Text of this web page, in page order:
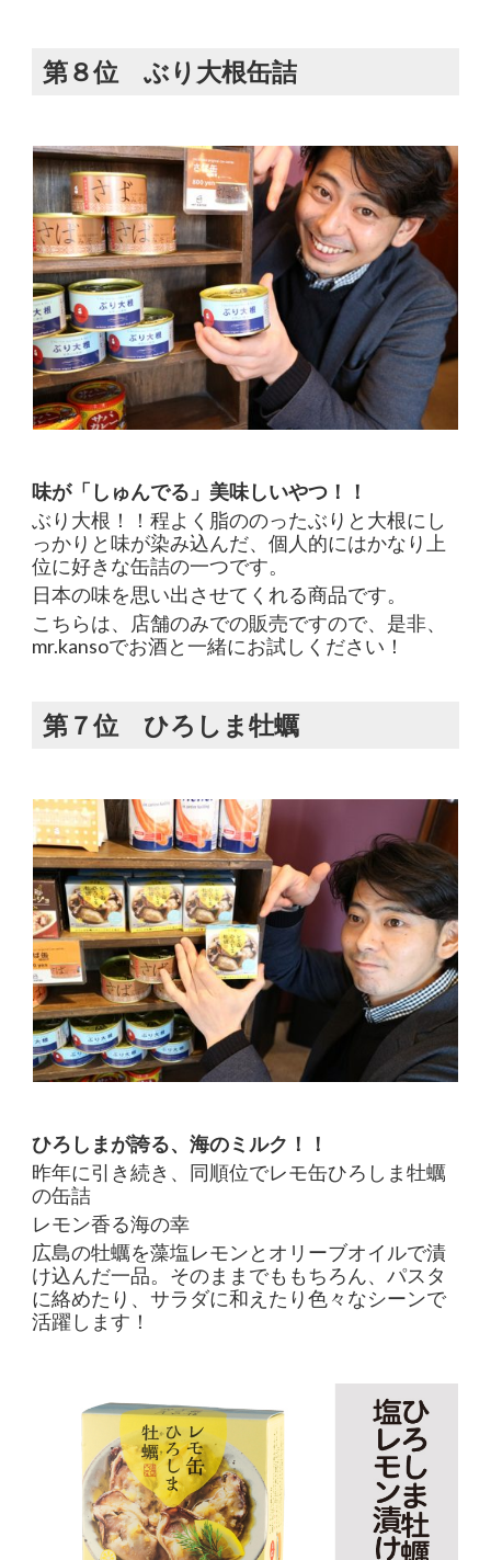
第８位 ぶり大根缶詰
味が「しゅんでる」美味しいやつ！！
ぶり大根！！程よく脂ののったぶりと大根にし
っかりと味が染み込んだ、個人的にはかなり上
位に好きな缶詰の一つです。
日本の味を思い出させてくれる商品です。
こちらは、店舗のみでの販売ですので、是非、
mr.kansoでお酒と一緒にお試しください！
第７位 ひろしま牡蠣
ひろしまが誇る、海のミルク！！
昨年に引き続き、同順位でレモ缶ひろしま牡蠣
の缶詰
レモン香る海の幸
広島の牡蠣を藻塩レモンとオリーブオイルで漬
け込んだ一品。そのままでももちろん、パスタ
に絡めたり、サラダに和えたり色々なシーンで
活躍します！